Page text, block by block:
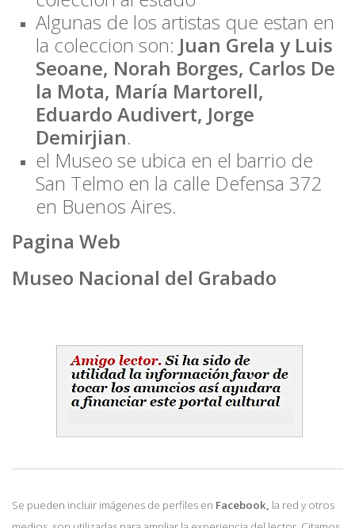
Algunas de los artistas que estan en
la coleccion son: Juan Grela y Luis
Seoane, Norah Borges, Carlos De
la Mota, María Martorell,
Eduardo Audivert, Jorge
Demirjian.
el Museo se ubica en el barrio de
San Telmo en la calle Defensa 372
en Buenos Aires.
Pagina Web
Museo Nacional del Grabado
Se pueden incluir imágenes de perfiles en Facebook, la red y otros